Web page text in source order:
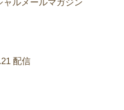
ルメールマガジン
配信